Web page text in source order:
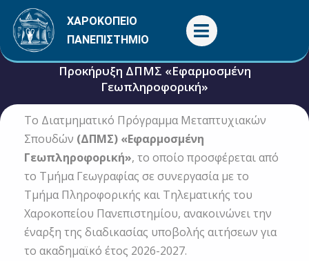
Μετάβαση
στο
περιεχόμενο
ΧΑΡΟΚΟΠΕΙΟ
ΠΑΝΕΠΙΣΤΗΜΙΟ
Προκήρυξη ΔΠΜΣ «Εφαρμοσμένη
Γεωπληροφορική»
25 Μαΐου, 2026 Φοίτηση
To Διατμηματικό Πρόγραμμα Μεταπτυχιακών
Σπουδών (ΔΠΜΣ) «Εφαρμοσμένη
Γεωπληροφορική», το οποίο προσφέρεται από
το Τμήμα Γεωγραφίας σε συνεργασία με το
Τμήμα Πληροφορικής και Τηλεματικής του
Χαροκοπείου Πανεπιστημίου, ανακοινώνει την
έναρξη της διαδικασίας υποβολής αιτήσεων για
το ακαδημαϊκό έτος 2026-2027.